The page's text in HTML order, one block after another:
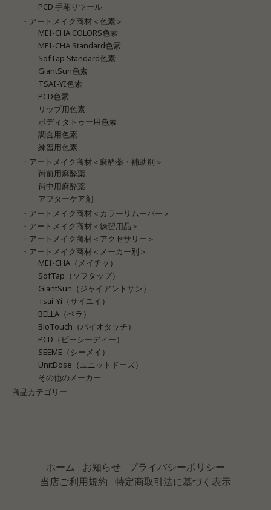
PCD 手彫りツール
・アートメイク商材＜色素＞
MEI-CHA COLORS色素
MEI-CHA Standard色素
SofTap Standard色素
GiantSun色素
TSAI-YI色素
PCD色素
リップ用色素
ボディタトゥー用色素
調合用色素
練習用色素
・アートメイク商材＜麻酔薬・補助剤＞
術前用麻酔薬
術中用麻酔薬
アフターケア剤
・アートメイク商材＜カラーリムーバー＞
・アートメイク商材＜練習用品＞
・アートメイク商材＜アクセサリー＞
・アートメイク商材＜メーカー別＞
MEI-CHA（メイチャ）
SofTap（ソフタップ）
GiantSun（ジャイアントサン）
Tsai-Yi（サイユイ）
BELLA（ベラ）
BioTouch（バイオタッチ）
PCD（ピーシーディー）
SEEME（シーメイ）
UnitDose（ユニットドーズ）
その他のメーカー
商品カテゴリー
ホーム お知らせ
プライバシーポリシー
当店ご利用規約 特定商取引法に基づく表示